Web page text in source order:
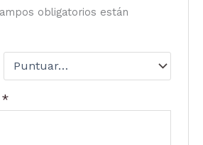
obligatorios están
*